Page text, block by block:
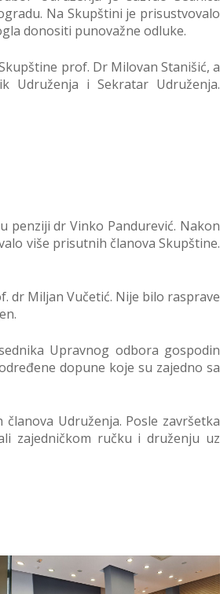
Na Skupštini je prisustvovalo
donositi punovažne odluke.
prof. Dr Milovan Stanišić, a
Udruženja i Sekratar Udruženja.
penziji dr Vinko Pandurević. Nakon
više prisutnih članova Skupštine.
dr Miljan Vučetić. Nije bilo rasprave
Upravnog odbora gospodin
dopune koje su zajedno sa
Udruženja. Posle završetka
zajedničkom ručku i druženju uz